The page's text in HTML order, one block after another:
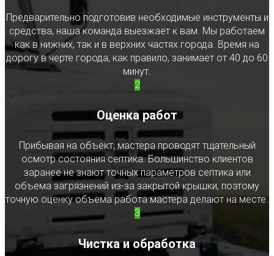
Предварительно подготовив необходимые инструменты и
средства, наша команда выезжает к вам. Мы работаем
как в нижних, так и в верхних частях города. Время на
дорогу в черте города, как правило, занимает от 40 до 60
минут.
2
Оценка работ
Прибывая на объект, мастера проводят тщательный
осмотр состояния септика. Большинство клиентов
заранее не знают точных параметров септика или
объема загрязнений из-за закрытой крышки, поэтому
точную оценку объема работа мастера делают на месте.
3
Чистка и обработка